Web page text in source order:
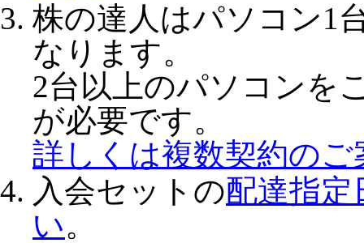
株の達人はパソコン1
なります。
2台以上のパソコンを
が必要です。
詳しくは複数契約の
入会セットの配達指定
い。